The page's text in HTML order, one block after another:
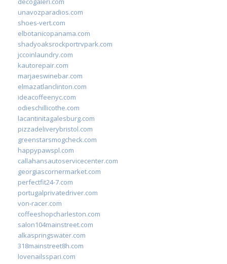
unavozparadios.com
shoes-vert.com
elbotanicopanama.com
shadyoaksrockportrvpark.com
jccoinlaundry.com
kautorepair.com
marjaeswinebar.com
elmazatlanclinton.com
ideacoffeenyc.com
odieschillicothe.com
lacantinitagalesburg.com
pizzadeliverybristol.com
greenstarsmogcheck.com
happypawspl.com
callahansautoservicecenter.com
georgiascornermarket.com
perfectfit24-7.com
portugalprivatedriver.com
von-racer.com
coffeeshopcharleston.com
salon104mainstreet.com
alkaspringswater.com
318mainstreet8h.com
lovenailsspari.com